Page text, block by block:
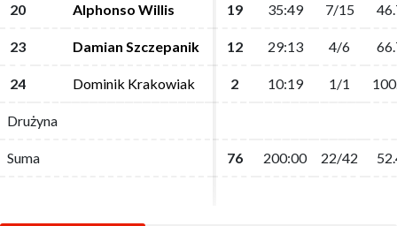
20 Alphonso Willis 19 35:49 7/15
23 Damian Szczepanik 12 29:13 4/6
24 Dominik Krakowiak 2 10:19 1/1
Drużyna
Suma 76 200:00 22/42
20 Alphonso Willis 19 35:49 7/15
23 Damian Szczepanik 12 29:13 4/6
24 Dominik Krakowiak 2 10:19 1/1
Drużyna
Suma 76 200:00 22/42